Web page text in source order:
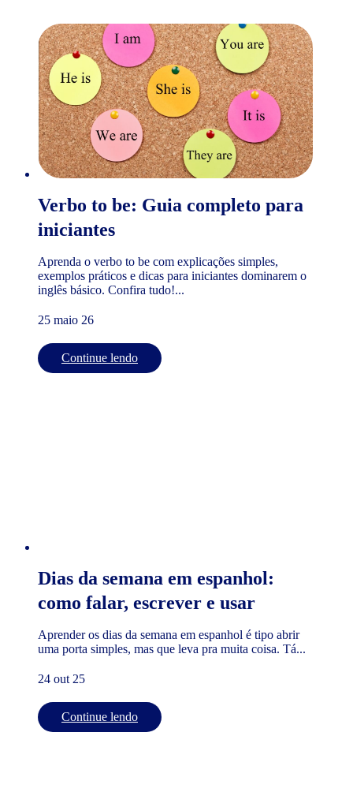
Verbo to be: Guia completo para
iniciantes
Aprenda o verbo to be com explicações simples,
exemplos práticos e dicas para iniciantes dominarem o
inglês básico. Confira tudo!...
25 maio 26
Continue lendo
Dias da semana em espanhol:
como falar, escrever e usar
Aprender os dias da semana em espanhol é tipo abrir
uma porta simples, mas que leva pra muita coisa. Tá...
24 out 25
Continue lendo